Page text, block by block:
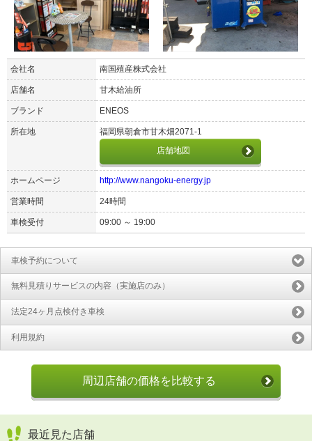
会社名 南国殖産株式会社
店舗名 甘木給油所
ブランド ENEOS
所在地
福岡県朝倉市甘木畑2071-1
店舗地図
ホームページ http://www.nangoku-energy.jp
営業時間 24時間
車検受付 09:00 ～ 19:00
車検予約について
無料見積りサービスの内容（実施店のみ）
法定24ヶ月点検付き車検
利用規約
周辺店舗の価格を比較する
最近見た店舗